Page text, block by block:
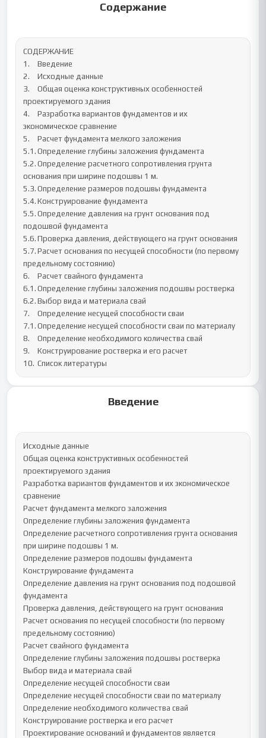
Содержание
СОДЕРЖАНИЕ
1.	Введение
2.	Исходные данные
3.	Общая оценка конструктивных особенностей
проектируемого здания
4.	Разработка вариантов фундаментов и их
экономическое сравнение
5.	Расчет фундамента мелкого заложения
5.1.	Определение глубины заложения фундамента
5.2.	Определение расчетного сопротивления грунта
основания при ширине подошвы 1 м.
5.3.	Определение размеров подошвы фундамента
5.4.	Конструирование фундамента
5.5.	Определение давления на грунт основания под
подошвой фундамента
5.6.	Проверка давления, действующего на грунт основания
5.7.	Расчет основания по несущей способности (по первому
предельному состоянию)
6.	Расчет свайного фундамента
6.1.	Определение глубины заложения подошвы ростверка
6.2.	Выбор вида и материала свай
7.	Определение несущей способности сваи
7.1.	Определение несущей способности сваи по материалу
8.	Определение необходимого количества свай
9.	Конструирование ростверка и его расчет
10.	Список литературы
Введение
Исходные данные
Общая оценка конструктивных особенностей
проектируемого здания
Разработка вариантов фундаментов и их экономическое
сравнение
Расчет фундамента мелкого заложения
Определение глубины заложения фундамента
Определение расчетного сопротивления грунта основания
при ширине подошвы 1 м.
Определение размеров подошвы фундамента
Конструирование фундамента
Определение давления на грунт основания под подошвой
фундамента
Проверка давления, действующего на грунт основания
Расчет основания по несущей способности (по первому
предельному состоянию)
Расчет свайного фундамента
Определение глубины заложения подошвы ростверка
Выбор вида и материала свай
Определение несущей способности сваи
Определение несущей способности сваи по материалу
Определение необходимого количества свай
Конструирование ростверка и его расчет
Проектирование оснований и фундаментов является